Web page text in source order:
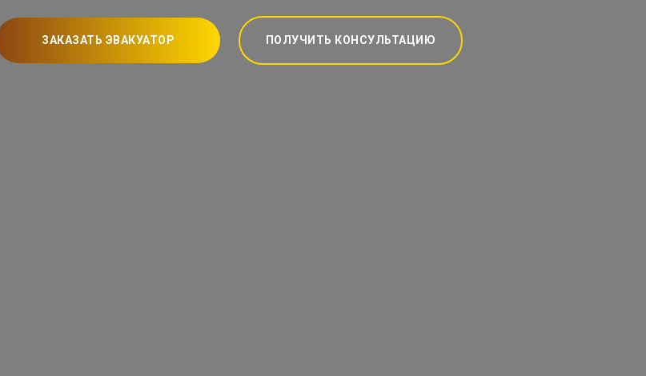
ЗАКАЗАТЬ ЭВАКУАТОР ПОЛУЧИТЬ КОНСУЛЬТАЦИЮ